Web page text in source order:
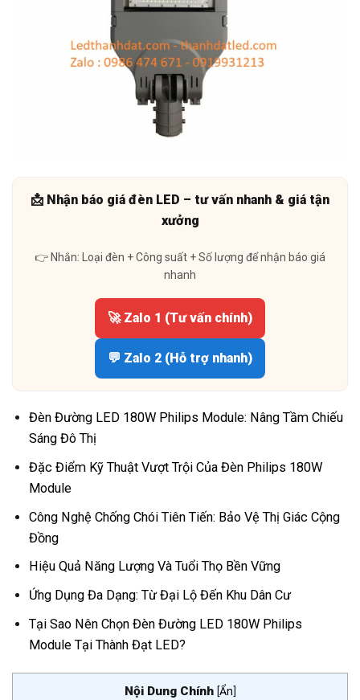
📩 Nhận báo giá đèn LED – tư vấn nhanh & giá tận
xưởng
👉 Nhắn: Loại đèn + Công suất + Số lượng để nhận báo giá
nhanh
🚀 Zalo 1 (Tư vấn chính)
💬 Zalo 2 (Hỗ trợ nhanh)
Đèn Đường LED 180W Philips Module: Nâng Tầm Chiếu
Sáng Đô Thị
Đặc Điểm Kỹ Thuật Vượt Trội Của Đèn Philips 180W
Module
Công Nghệ Chống Chói Tiên Tiến: Bảo Vệ Thị Giác Cộng
Đồng
Hiệu Quả Năng Lượng Và Tuổi Thọ Bền Vững
Ứng Dụng Đa Dạng: Từ Đại Lộ Đến Khu Dân Cư
Tại Sao Nên Chọn Đèn Đường LED 180W Philips
Module Tại Thành Đạt LED?
Nội Dung Chính [Ẩn]